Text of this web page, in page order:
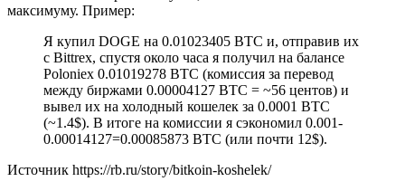
максимуму. Пример:
Я купил DOGE на 0.01023405 BTC и, отправив их
с Bittrex, спустя около часа я получил на балансе
Poloniex 0.01019278 BTC (комиссия за перевод
между биржами 0.00004127 BTC = ~56 центов) и
вывел их на холодный кошелек за 0.0001 BTC
(~1.4$). В итоге на комиссии я сэкономил 0.001-
0.00014127=0.00085873 BTC (или почти 12$).
Источник https://rb.ru/story/bitkoin-koshelek/